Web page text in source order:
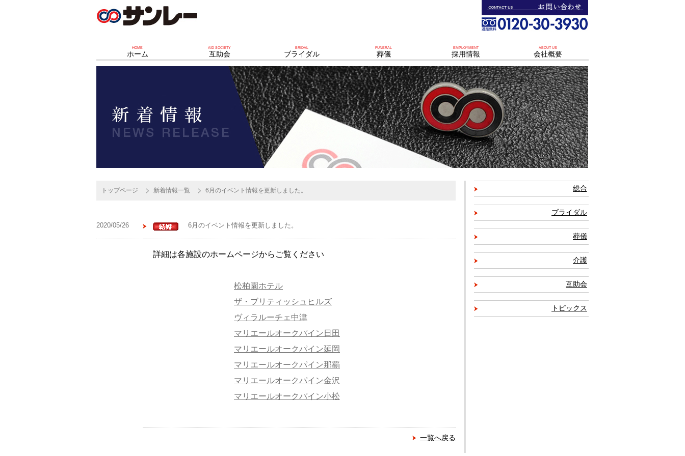
HOME
ホーム
AID SOCIETY
互助会
BRIDAL
ブライダル
FUNERAL
葬儀
EMPLOYMENT
採用情報
ABOUT US
会社概要
トップページ 新着情報一覧 6月のイベント情報を更新しました。
2020/05/26 6月のイベント情報を更新しました。
詳細は各施設のホームページからご覧ください
松柏園ホテル
ザ・ブリティッシュヒルズ
ヴィラルーチェ中津
マリエールオークパイン日田
マリエールオークパイン延岡
マリエールオークパイン那覇
マリエールオークパイン金沢
マリエールオークパイン小松
一覧へ戻る
総合
ブライダル
葬儀
介護
互助会
トピックス